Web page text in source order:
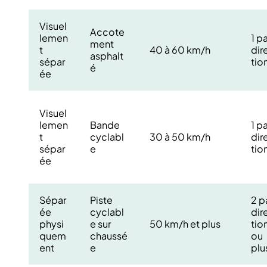
Visuel
lemen
t
sépar
ée
Accote
ment
asphalt
é
40 à 60 km/h
1
Visuel
lemen
t
sépar
ée
Bande
cyclabl
e
30 à 50 km/h
1
Sépar
ée
physi
quem
ent
Piste
cyclabl
e sur
chaussé
e
50 km/h et plus
2
ou